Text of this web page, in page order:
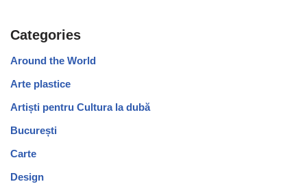
Categories
Around the World
Arte plastice
Artiști pentru Cultura la dubă
București
Carte
Design